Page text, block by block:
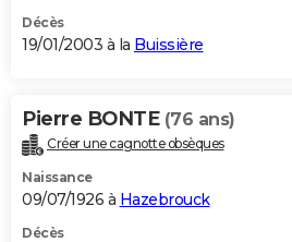
Décès
19/01/2003 à la Buissière
Pierre BONTE (76 ans)
Créer une cagnotte obsèques
Naissance
09/07/1926 à Hazebrouck
Décès